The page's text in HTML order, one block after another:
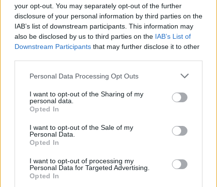
your opt-out. You may separately opt-out of the further
disclosure of your personal information by third parties on the
IAB’s list of downstream participants. This information may
also be disclosed by us to third parties on the IAB’s List of
Downstream Participants that may further disclose it to other
Personal Data Processing Opt Outs
I want to opt-out of the Sharing of my
personal data.
Opted In
I want to opt-out of the Sale of my
Personal Data.
Opted In
I want to opt-out of processing my
Personal Data for Targeted Advertising.
Opted In
In particolare, i punti della condivisione riguardano:
anticipare l’orario di inizio lavori alle ore 6:00 (fatte salve
situazioni specifiche come i cantieri negli ospedali). La Provincia
assumerà la regia del coordinamento sul rischio calore.
Organizzazione del lavoro e orari.Avvio della contrattazione
delle categorie per la modifica degli orari su base giornaliera e
turno unico 6:00-12:30 con pause; nel settore dell’edilizia non è
possibile la ripresa post 16:00. Laddove non si possa operare